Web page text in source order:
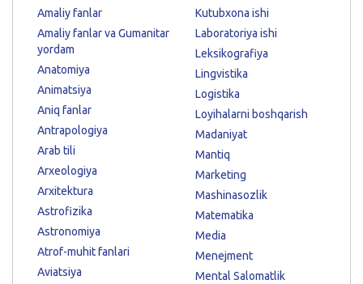
Amaliy fanlar
Amaliy fanlar va Gumanitar
yordam
Anatomiya
Animatsiya
Aniq fanlar
Antrapologiya
Arab tili
Arxeologiya
Arxitektura
Astrofizika
Astronomiya
Atrof-muhit fanlari
Aviatsiya
Kutubxona ishi
Laboratoriya ishi
Leksikografiya
Lingvistika
Logistika
Loyihalarni boshqarish
Madaniyat
Mantiq
Marketing
Mashinasozlik
Matematika
Media
Menejment
Mental Salomatlik